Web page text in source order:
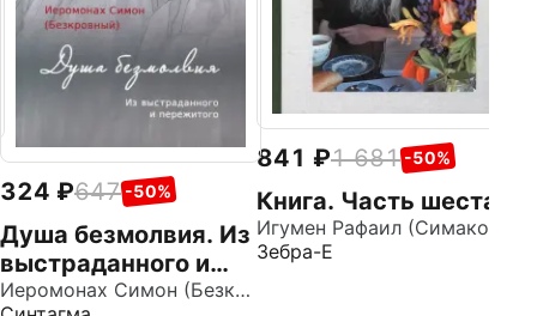
324 647 -50%
Душа безмолвия. Из
выстраданного и
пережитого
Иеромонах Симон (Безкровный)
841 1 681 -50%
Книга. Часть шестая
Игумен Рафаил (Симаков)
Зебра-Е